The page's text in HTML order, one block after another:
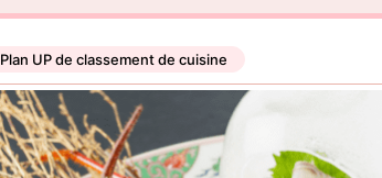
Plan UP de classement de cuisine